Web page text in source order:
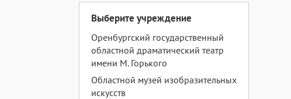
Выберите учреждение
Оренбургский государственный
областной драматический театр
имени М. Горького
Областной музей изобразительных
искусств